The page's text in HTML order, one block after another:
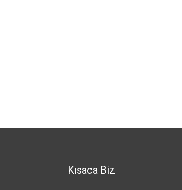
Kısaca Biz